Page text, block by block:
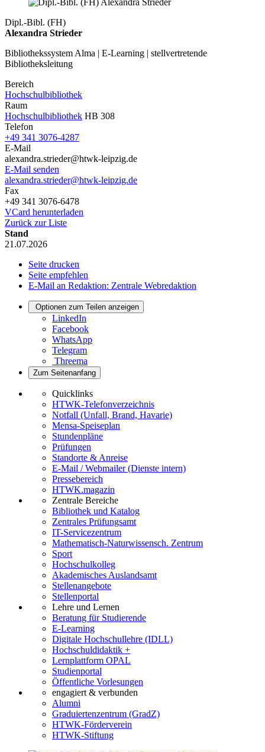
Dipl.-Bibl. (FH)
Alexandra Strieder
Bibliothekssystem Alma | E-Learning | stellvertretende
Bibliotheksleitung
Bereich
Hochschulbibliothek
Raum
Hochschulbibliothek HB 308
Telefon
+49 341 3076-4287
E-Mail
alexandra.strieder@htwk-leipzig.de
E-Mail senden
alexandra.strieder@htwk-leipzig.de
Fax
+49 341 3076-6478
VCard herunterladen
Zurück zur Liste
Stand
21.07.2026
Seite drucken
Seite empfehlen
E-Mail an Redaktion: Zentrale Webredaktion
Optionen zum Teilen anzeigen
LinkedIn
Facebook
WhatsApp
Telegram
Threema
Zum Seitenanfang
Quicklinks
HTWK-Telefonverzeichnis
Notfall (Unfall, Brand, Havarie)
Mensa-Speiseplan
Stundenpläne
Prüfungen
Standorte & Anreise
E-Mail / Webmailer (Dienste intern)
Pressebereich
HTWK.magazin
Zentrale Bereiche
Bibliothek und Katalog
Zentrales Prüfungsamt
IT-Servicezentrum
Mathematisch-Naturwissensch. Zentrum
Sport
Hochschulkolleg
Akademisches Auslandsamt
Stellenangebote
Stellenportal
Lehre und Lernen
Beratung für Studierende
E-Learning
Digitale Hochschullehre (IDLL)
Hochschuldidaktik +
Lernplattform OPAL
Studienportal
Öffentliche Vorlesungen
engagiert & verbunden
Alumni
Graduiertenzentrum (GradZ)
HTWK-Förderverein
HTWK-Stiftung